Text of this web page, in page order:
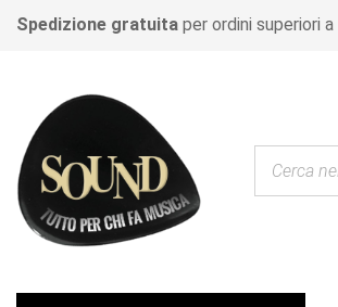
Spedizione gratuita per ordini superiori a